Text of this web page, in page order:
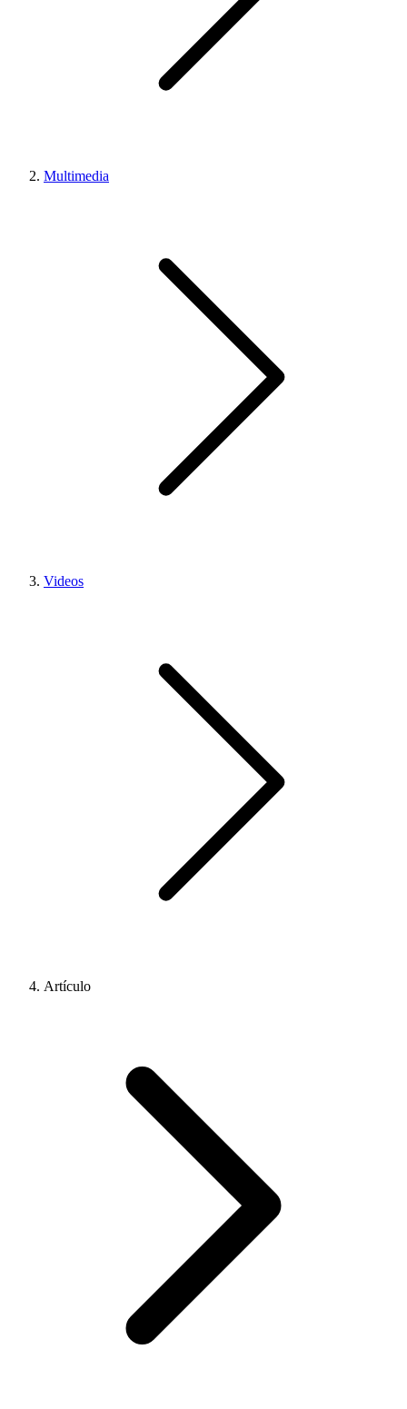
Multimedia
Videos
Artículo